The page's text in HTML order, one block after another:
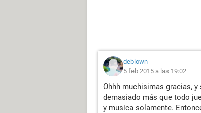
deblown
5 feb 2015 a las 19:02
Ohhh muchisimas gracias,
demasiado más que todo
y musica solamente.